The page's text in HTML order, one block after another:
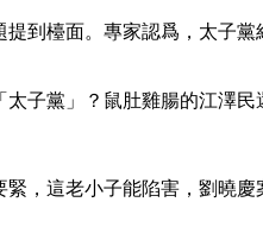
到檯面。專家認爲，太子
子黨」？鼠肚雞腸的江澤民
，這老小子能陷害，劉曉